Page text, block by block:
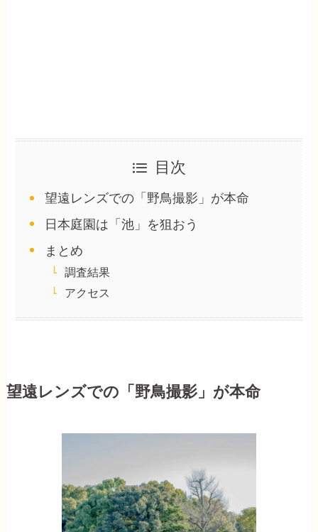
目次
望遠レンズでの「野鳥撮影」が本命
日本庭園は「池」を狙おう
まとめ
調査結果
アクセス
望遠レンズでの「野鳥撮影」が本命